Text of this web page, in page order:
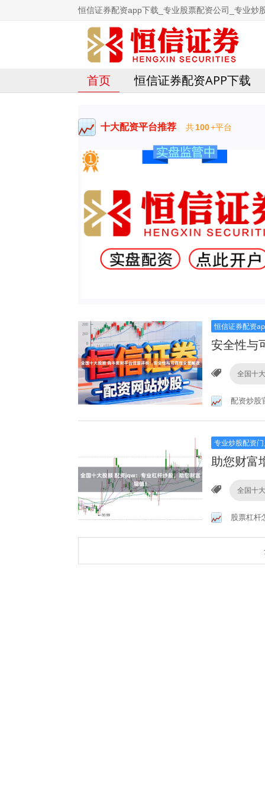
恒信证券配资app下载_专业股票配资公司_专业炒
首页 恒信证券配资APP下载
十大配资平台推荐 共100+平台
恒信证券配资
安全性与
全国十
配资炒股
专业炒股配资
助您财富
全国十
股票杠杆